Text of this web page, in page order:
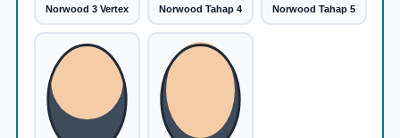
Norwood 3 Vertex Norwood Tahap 4 Norwood Tahap 5